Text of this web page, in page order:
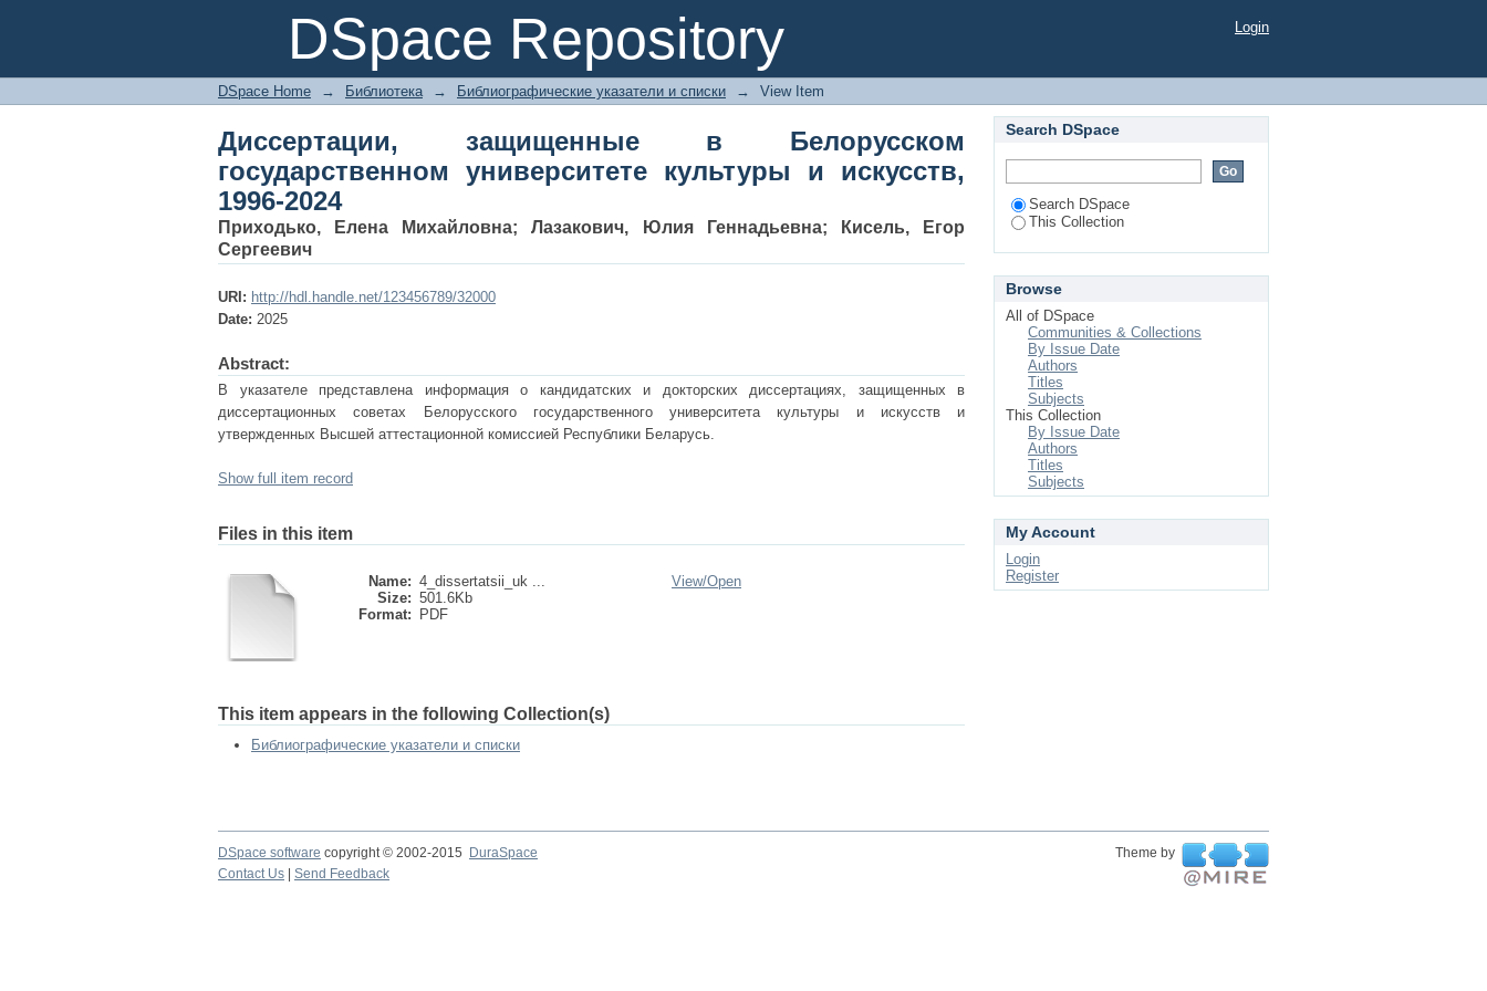
DSpace Repository
Диссертации, защищенные в Белорусском государственном университете
культуры и искусств, 1996-2024
Login
DSpace Home → Библиотека → Библиографические указатели и списки → View Item
Диссертации, защищенные в Белорусском
государственном университете культуры и искусств,
1996-2024
Приходько, Елена Михайловна;Лазакович, Юлия Геннадьевна;
Кисель, Егор
Сергеевич
URI: http://hdl.handle.net/123456789/32000
Date: 2025
Abstract:
В указателе представлена информация о кандидатских и докторских диссертациях, защищенных в
диссертационных советах Белорусского государственного университета культуры и искусств и
утвержденных Высшей аттестационной комиссией Республики Беларусь.
Show full item record
Files in this item
Name: 4_dissertatsii_uk ...
Size: 501.6Kb
Format:
PDF
View/Open
This item appears in the following Collection(s)
Библиографические указатели и списки
Search DSpace
Search DSpace
This Collection
Browse
All of DSpace
Communities & Collections
By Issue Date
Authors
Titles
Subjects
This Collection
By Issue Date
Authors
Titles
Subjects
My Account
Login
Register
DSpace software copyright © 2002-2015 DuraSpace
Theme by
Contact Us
Send Feedback